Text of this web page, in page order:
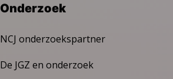
Onderzoek
NCJ onderzoekspartner
De JGZ en onderzoek